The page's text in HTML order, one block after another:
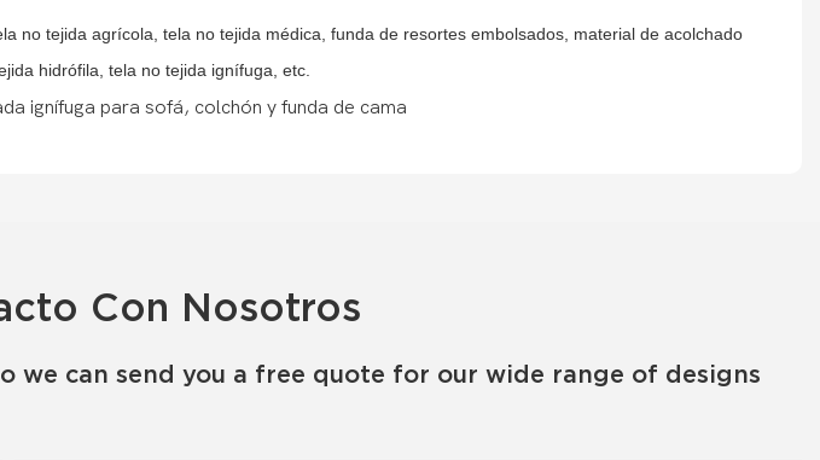
no tejida agrícola, tela no tejida médica, funda de resortes embolsados, material de acolchado
hidrófila, tela no tejida ignífuga, etc.
Con Nosotros
can send you a free quote for our wide range of designs